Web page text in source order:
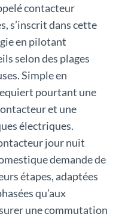
contacteur
s’inscrit dans cette
en pilotant
selon des plages
Simple en
pourtant une
et une
électriques.
jour nuit
demande de
étapes, adaptées
qu’aux
une commutation